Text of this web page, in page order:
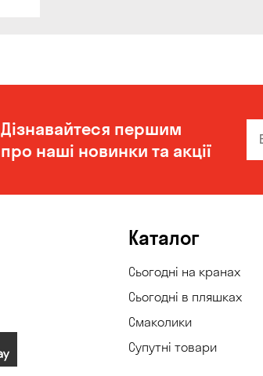
Дізнавайтеся першим
про наші новинки та акції
Каталог
Сьогодні на кранах
Сьогодні в пляшках
Смаколики
Супутні товари